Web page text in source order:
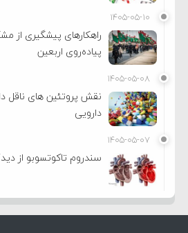
۱۴۰۵-۰۵-۱۰
راهکارهای پیشگیری از
پیاده‌روی اربعین
۱۴۰۵-۰۵-۰۸
نقش پروتئین های ناقل
دارویی
۱۴۰۵-۰۵-۰۷
سندروم تاکوتسوبو از